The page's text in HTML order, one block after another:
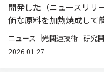
開発した（ニュースリリ
価な原料を加熱焼成して
ニュース 光関連技術 研究
2026.01.27